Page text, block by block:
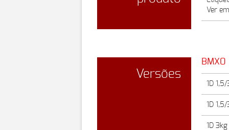
Ver
Versões
BMX0
1D
1D
1D 3kg